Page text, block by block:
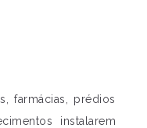
farmácias, prédios
instalarem